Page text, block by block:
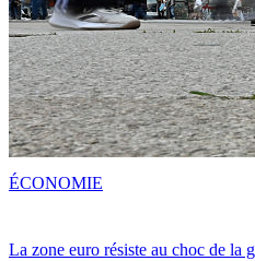
La zone euro résiste au choc de la
ÉCONOMIE